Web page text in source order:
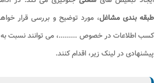
طبقه بندی مشاغل، مورد توضیح و بررسی قرار
کسب اطلاعات در خصوص .........، می توانند نسبت به
پیشنهادی در لینک زیر، اقدام کنند.